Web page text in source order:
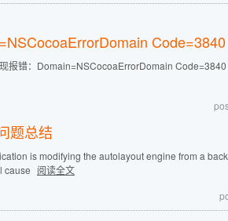
报错：Domain=NSCocoaErrorDomain
题总结
is modifying the autolayout engine from a
cause 阅读全文